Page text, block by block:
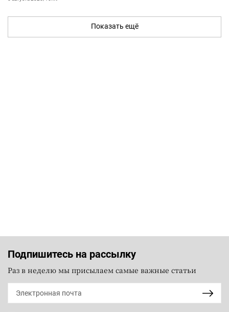
Показать ещё
Подпишитесь на рассылку
Раз в неделю мы присылаем самые важные статьи